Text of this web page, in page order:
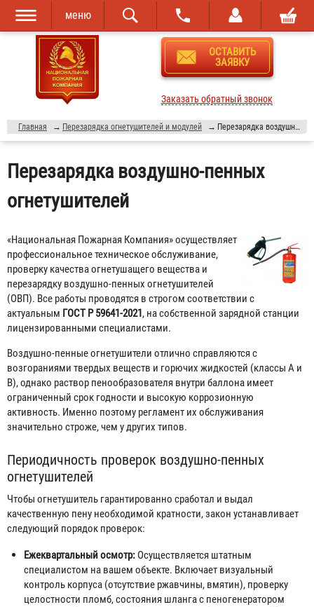
Перейти к
основному
содержанию
Skip to
navigation
меню
ОСТАВИТЬ
ЗАЯВКУ
Заказать обратный звонок
Главная → Перезарядка огнетушителей и модулей → Перезарядка воздушно-пенных огнетушителей
Перезарядка воздушно-пенных
огнетушителей
«Национальная Пожарная Компания» осуществляет
профессиональное техническое обслуживание,
проверку качества огнетушащего вещества и
перезарядку воздушно-пенных огнетушителей
(ОВП). Все работы проводятся в строгом соответствии с
актуальным ГОСТ Р 59641-2021, на собственной зарядной станции
лицензированными специалистами.
Воздушно-пенные огнетушители отлично справляются с
возгораниями твердых веществ и горючих жидкостей (классы А и
В), однако раствор пенообразователя внутри баллона имеет
ограниченный срок годности и высокую коррозионную
активность. Именно поэтому регламент их обслуживания
значительно строже, чем у других типов.
Периодичность проверок воздушно-пенных
огнетушителей
Чтобы огнетушитель гарантированно сработал и выдал
качественную пену необходимой кратности, закон устанавливает
следующий порядок проверок:
Ежеквартальный осмотр: Осуществляется штатным
специалистом на вашем объекте. Включает визуальный
контроль корпуса (отсутствие ржавчины, вмятин), проверку
целостности пломб, состояния шланга с пеногенератором